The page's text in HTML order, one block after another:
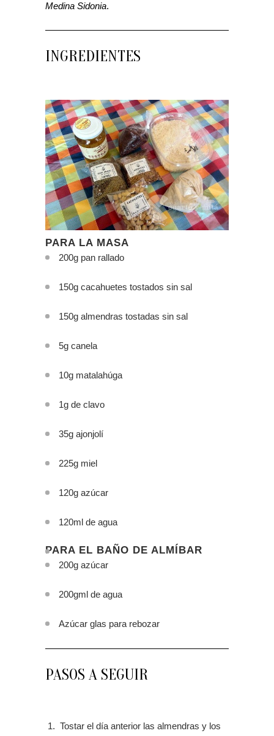
Medina Sidonia.
INGREDIENTES
PARA LA MASA
200g pan rallado
150g cacahuetes tostados sin sal
150g almendras tostadas sin sal
5g canela
10g matalahúga
1g de clavo
35g ajonjolí
225g miel
120g azúcar
120ml de agua
PARA EL BAÑO DE ALMÍBAR
200g azúcar
200gml de agua
Azúcar glas para rebozar
PASOS A SEGUIR
Tostar el día anterior las almendras y los